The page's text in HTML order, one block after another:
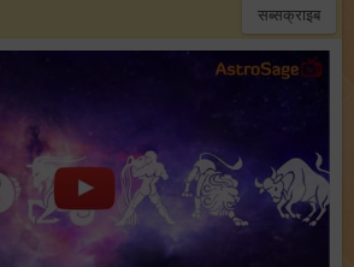
सब्सक्राइब